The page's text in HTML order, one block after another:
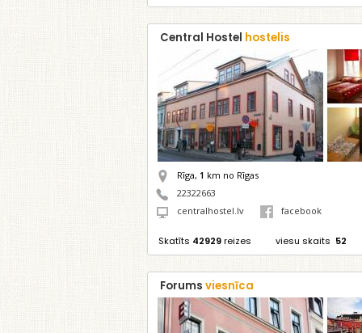
Central Hostel hostelis
Rīga, 1 km no Rīgas
22322663
centralhostel.lv
facebook
Skatīts 42929reizes viesu skaits 52
Forums viesnīca